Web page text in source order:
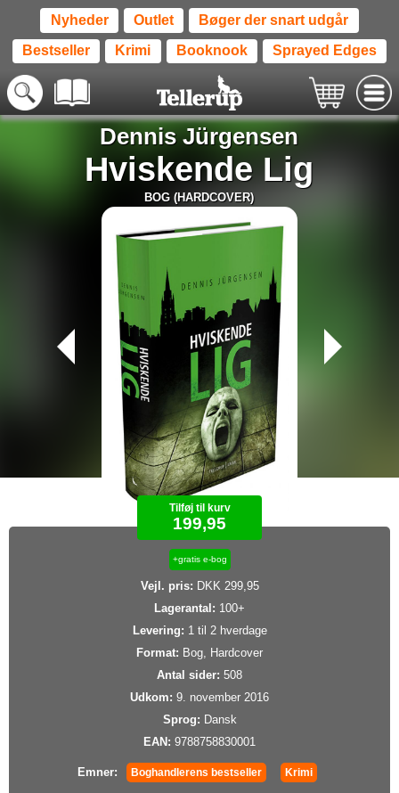
Nyheder Outlet Bøger der snart udgår
Bestseller Krimi Booknook Sprayed Edges
Dennis Jürgensen
Hviskende Lig
BOG (HARDCOVER)
Tilføj til kurv
199,95
+gratis e-bog
Vejl. pris: DKK 299,95
Lagerantal: 100+
Levering: 1 til 2 hverdage
Format: Bog, Hardcover
Antal sider: 508
Udkom: 9. november 2016
Sprog: Dansk
EAN: 9788758830001
Emner: Boghandlerens bestseller Krimi